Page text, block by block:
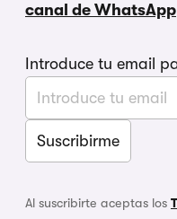
canal de WhatsApp
Introduce tu email
Al suscribirte aceptas los